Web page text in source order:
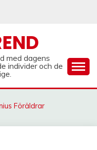
med dagens
individer och de
Föräldrar